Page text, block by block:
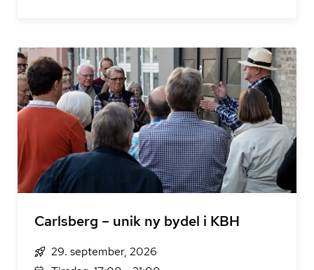
Carlsberg – unik ny bydel i KBH
29. september, 2026